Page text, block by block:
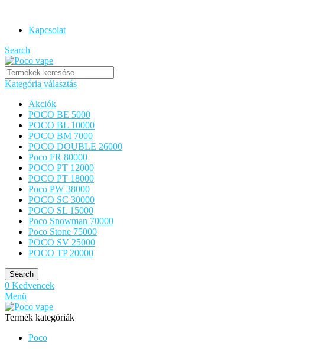
Kapcsolat
Search
Kategória választás
Akciók
POCO BE 5000
POCO BL 10000
POCO BM 7000
POCO DOUBLE 26000
Poco FR 80000
POCO PT 12000
POCO PT 18000
Poco PW 38000
POCO SC 30000
POCO SL 15000
Poco Snowman 70000
Poco Stone 75000
POCO SV 25000
POCO TP 20000
Search
0 Kedvencek
Menü
Termék kategóriák
Poco